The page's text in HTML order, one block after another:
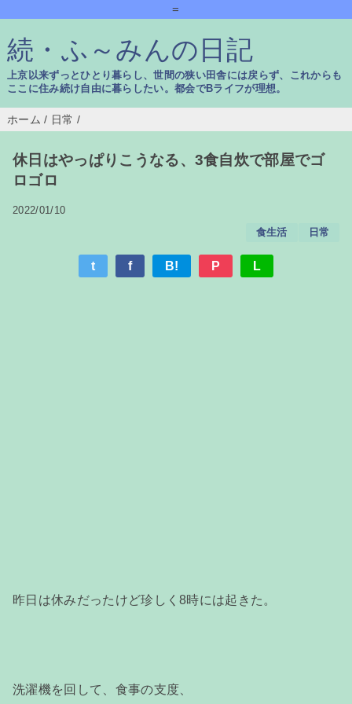
=
続・ふ～みんの日記
上京以来ずっとひとり暮らし、世間の狭い田舎には戻らず、これからも
ここに住み続け自由に暮らしたい。都会でBライフが理想。
ホーム / 日常 /
休日はやっぱりこうなる、3食自炊で部屋でゴ
ロゴロ
2022/01/10
食生活
日常
t f B! P L
昨日は休みだったけど珍しく8時には起きた。
洗濯機を回して、食事の支度、